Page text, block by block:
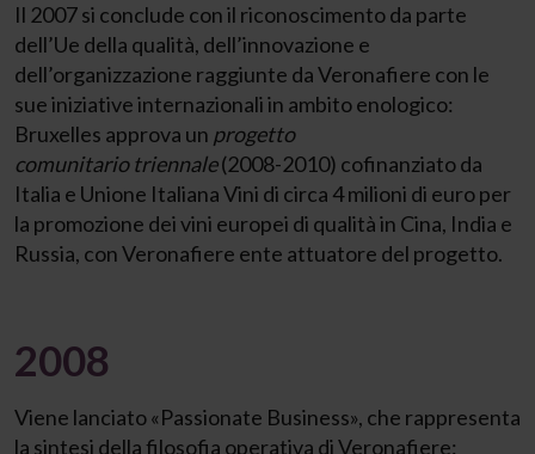
Il 2007 si conclude con il riconoscimento da parte
dell’Ue della qualità, dell’innovazione e
dell’organizzazione raggiunte da Veronafiere con le
sue iniziative internazionali in ambito enologico:
Bruxelles approva un progetto
comunitario triennale(2008-2010) cofinanziato da
Italia e Unione Italiana Vini di circa 4 milioni di euro per
la promozione dei vini europei di qualità in Cina, India e
Russia, con Veronafiere ente attuatore del progetto.
2008
Viene lanciato «Passionate Business», che rappresenta
la sintesi della filosofia operativa di Veronafiere: